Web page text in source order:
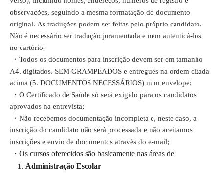
observações, seguindo a mesma formatação do documento
original. As traduções podem ser feitas pelo próprio candidato.
Não é necessário ser tradução juramentada e nem autenticá-los
no cartório;
・Todos os documentos para inscrição devem ser em tamanho
A4, digitados, SEM GRAMPEADOS e entregues na ordem citada
acima (5. DOCUMENTOS NECESSÁRIOS) num envelope;
・O Certificado de Saúde só será exigido para os candidatos
aprovados na entrevista;
・Não recebemos documentação incompleta e, neste caso, a
inscrição do candidato não será processada e não aceitamos
inscrições e envio de documentos através do e-mail;
・ Os cursos oferecidos são basicamente nas áreas de:
1. Administração Escolar